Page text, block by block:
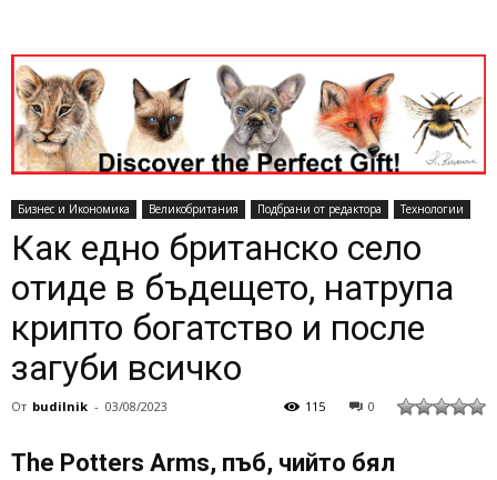
Бизнес и Икономика Великобритания Подбрани от редактора Технологии
Как едно британско село
отиде в бъдещето, натрупа
крипто богатство и после
загуби всичко
От budilnik - 03/08/2023 0
115
Тhе Роttеrѕ Аrmѕ, пъб, чийтo бял